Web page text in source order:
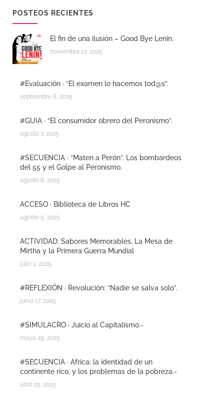
POSTEOS RECIENTES
El fin de una ilusión – Good Bye Lenin.
noviembre 27, 2025
#Evaluación · “El examen lo hacemos tod@s”.
septiembre 8, 2025
#GUIA · “El consumidor obrero del Peronismo”.
agosto 7, 2025
#SECUENCIA · “Maten a Perón”. Los bombardeos
del 55 y el Golpe al Peronismo.
agosto 6, 2025
ACCESO · Biblioteca de Libros HC
agosto 5, 2025
ACTIVIDAD: Sabores Memorables, La Mesa de
Mirtha y la Primera Guerra Mundial
julio 1, 2025
#REFLEXIÓN · Revolución: “Nadie se salva solo”.
junio 17, 2025
#SIMULACRO · Juicio al Capitalismo.-
mayo 29, 2025
#SECUENCIA · Africa: la identidad de un
continente rico, y los problemas de la pobreza.-
abril 29, 2025